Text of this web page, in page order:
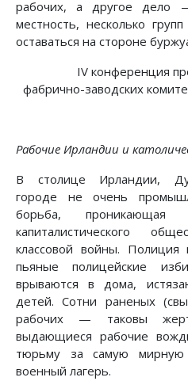
рабочих, а другое дело
местность, несколько
оставаться на стороне
IV конференция
фабрично-заводских
Рабочие Ирландии и
В столице Ирландии,
городе не очень
борьба,
капиталистического
классовой войны. Полиция
пьяные полицейские
врываются в дома,
детей. Сотни раненых
рабочих — таковы
выдающиеся рабочие
тюрьму за самую
военный лагерь.